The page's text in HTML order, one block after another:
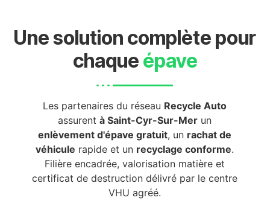
Une solution complète pour
chaque épave
Les partenaires du réseau Recycle Auto
assurentà Saint-Cyr-Sur-Mer un
enlèvement d'épave gratuit, un rachat de
véhicule rapide et un recyclage conforme.
Filière encadrée, valorisation matière et
certificat de destruction délivré par le centre
VHU agréé.